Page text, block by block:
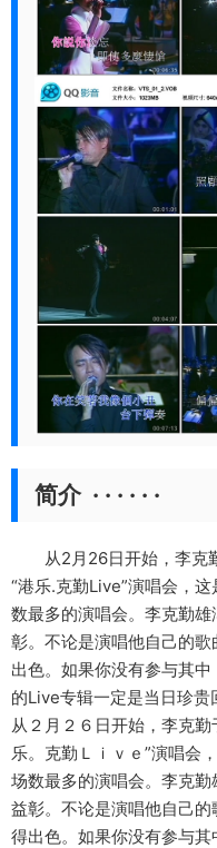
简介 · · · · · ·
从2月26日开始，李克
“港乐.克勤Live”演唱会，
数最多的演唱会。李克勤
彰。不论是演唱他自己的
出色。如果你没有参与其
的Live专辑一定是当日珍贵
从２月２６日开始，李克
乐。克勤Ｌｉｖｅ”演唱会
场数最多的演唱会。李克
益彰。不论是演唱他自己
得出色。如果你没有参与